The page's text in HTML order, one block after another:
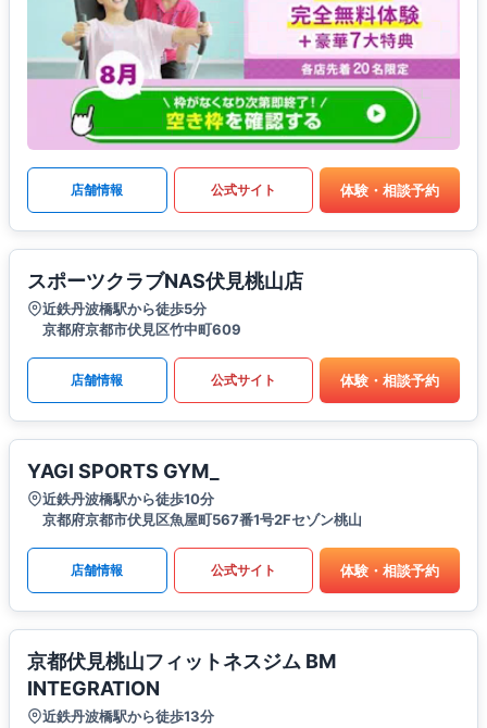
店舗情報 公式サイト 体験・相談予約
スポーツクラブNAS伏見桃山店
近鉄丹波橋駅から徒歩5分
京都府京都市伏見区竹中町609
店舗情報 公式サイト 体験・相談予約
YAGI SPORTS GYM_
近鉄丹波橋駅から徒歩10分
京都府京都市伏見区魚屋町567番1号2Fセゾン桃山
店舗情報 公式サイト 体験・相談予約
京都伏見桃山フィットネスジム BM
INTEGRATION
近鉄丹波橋駅から徒歩13分